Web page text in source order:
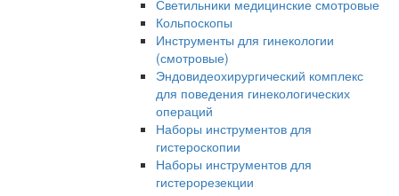
Светильники медицинские смотровые
Кольпоскопы
Инструменты для гинекологии
(смотровые)
Эндовидеохирургический комплекс
для поведения гинекологических
операций
Наборы инструментов для
гистероскопии
Наборы инструментов для
гистерорезекции